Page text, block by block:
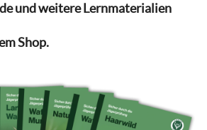
und weitere Lernmaterialien
Shop.